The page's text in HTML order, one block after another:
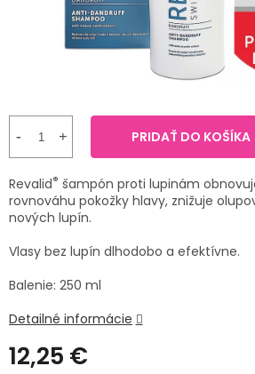
DENTÁLNA
HYGIENA
PRÍRODNÉ
VETERINA
SENIORI
ZNAČKY
Prihlásenie
12,25 €
PRIDAŤ DO KOŠÍKA
Revalid® šampón proti lupinám
rovnováhu pokožky hlavy, znižuje
nových lupín.
Vlasy bez lupín dlhodobo a efektívne.
Balenie: 250 ml
Detailné informácie